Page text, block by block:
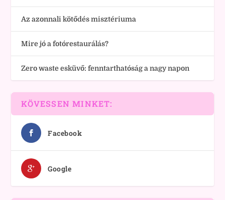
Az azonnali kötődés misztériuma
Mire jó a fotórestaurálás?
Zero waste esküvő: fenntarthatóság a nagy napon
KÖVESSEN MINKET:
Facebook
Google